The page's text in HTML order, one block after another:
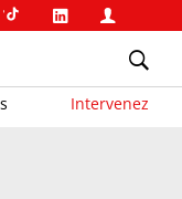
Intervenez